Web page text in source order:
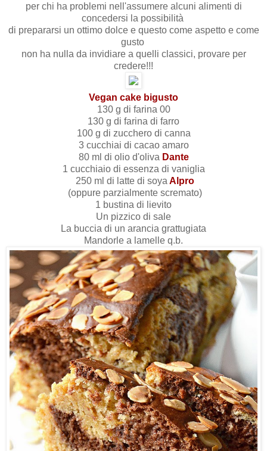
per chi ha problemi nell'assumere alcuni alimenti di
concedersi la possibilità
di prepararsi un ottimo dolce e questo come aspetto e come
gusto
non ha nulla da invidiare a quelli classici, provare per
credere!!!
Vegan cake bigusto
130 g di farina 00
130 g di farina di farro
100 g di zucchero di canna
3 cucchiai di cacao amaro
80 ml di olio d'oliva Dante
1 cucchiaio di essenza di vaniglia
250 ml di latte di soya Alpro
(oppure parzialmente scremato)
1 bustina di lievito
Un pizzico di sale
La buccia di un arancia grattugiata
Mandorle a lamelle q.b.